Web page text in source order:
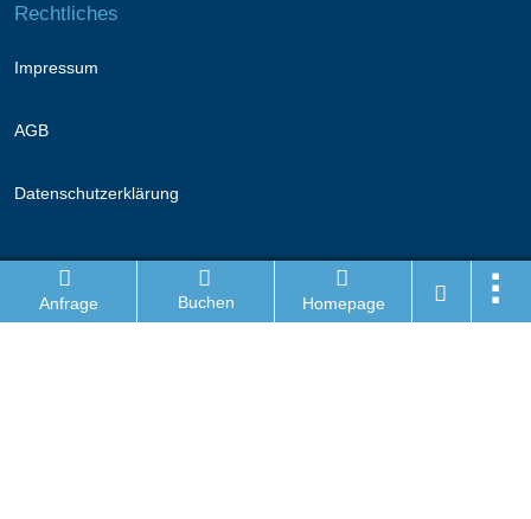
Anfrage Buchen Homepage
Rechtliches
Impressum
AGB
Datenschutzerklärung
Folge uns
Facebook